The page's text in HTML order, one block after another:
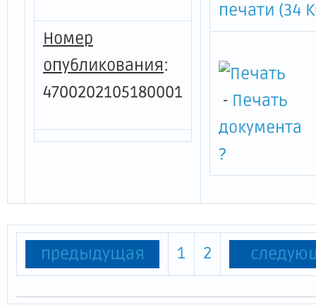
Номер
опубликования:
4700202105180001
печати (34
- Печать
документа
?
предыдущая 1 2